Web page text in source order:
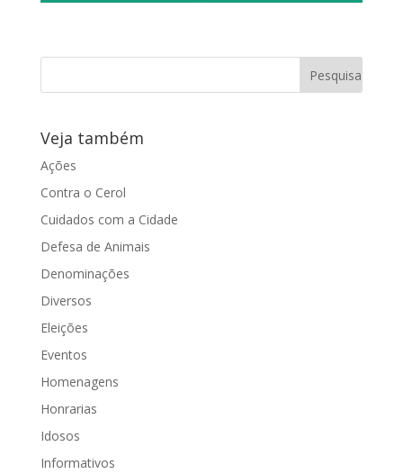
Veja também
Ações
Contra o Cerol
Cuidados com a Cidade
Defesa de Animais
Denominações
Diversos
Eleições
Eventos
Homenagens
Honrarias
Idosos
Informativos